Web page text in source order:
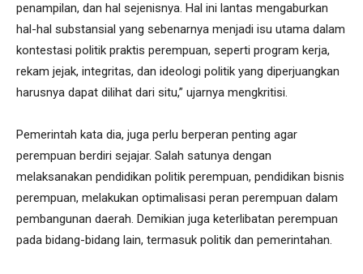
penampilan, dan hal sejenisnya. Hal ini lantas mengaburkan
hal-hal substansial yang sebenarnya menjadi isu utama dalam
kontestasi politik praktis perempuan, seperti program kerja,
rekam jejak, integritas, dan ideologi politik yang diperjuangkan
harusnya dapat dilihat dari situ,” ujarnya mengkritisi.
Pemerintah kata dia, juga perlu berperan penting agar
perempuan berdiri sejajar. Salah satunya dengan
melaksanakan pendidikan politik perempuan, pendidikan bisnis
perempuan, melakukan optimalisasi peran perempuan dalam
pembangunan daerah. Demikian juga keterlibatan perempuan
pada bidang-bidang lain, termasuk politik dan pemerintahan.